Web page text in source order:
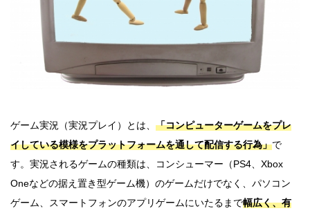
ゲーム実況（実況プレイ）とは、 「コンピューターゲームをプレ
イしている模様をプラットフォームを通して配信する行為」で
す。実況されるゲームの種類は、コンシューマー（PS4、Xbox
Oneなどの据え置き型ゲーム機）のゲームだけでなく、パソコン
ゲーム、スマートフォンのアプリゲームにいたるまで幅広く、有